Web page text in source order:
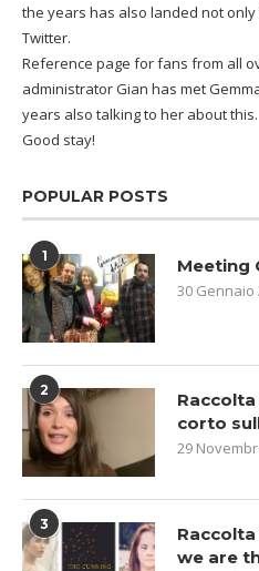
the years has also landed not
Twitter.
Reference page for fans from all
administrator Gian has met
years also talking to her about this.
Good stay!
POPULAR POSTS
1 Meeting
30 Gennaio
2
corto
29
3
we are